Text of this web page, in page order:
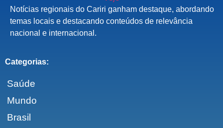
Notícias regionais do Cariri ganham destaque, abordando
temas locais e destacando conteúdos de relevância
nacional e internacional.
Categorias:
Saúde
Mundo
Brasil